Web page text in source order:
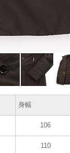
身幅
106
110